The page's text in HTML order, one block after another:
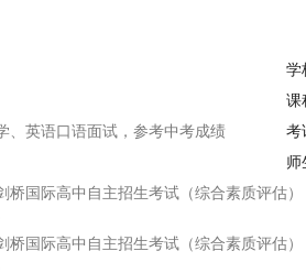
学
课
、英语口语面试，参考中考成绩 考
师
桥国际高中自主招生考试（综合素质评估
桥国际高中自主招生考试（综合素质评估